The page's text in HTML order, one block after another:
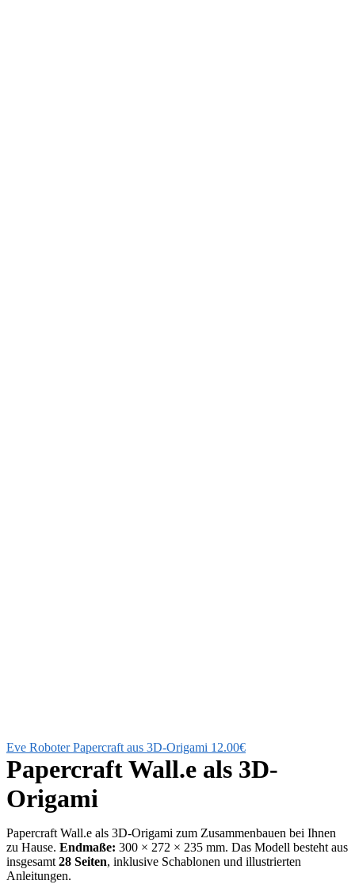
Eve Roboter Papercraft aus 3D-Origami 12.00€
Papercraft Wall.e als 3D-
Origami
Papercraft Wall.e als 3D-Origami zum Zusammenbauen bei Ihnen
zu Hause. Endmaße: 300 × 272 × 235 mm. Das Modell besteht aus
insgesamt 28 Seiten, inklusive Schablonen und illustrierten
Anleitungen.